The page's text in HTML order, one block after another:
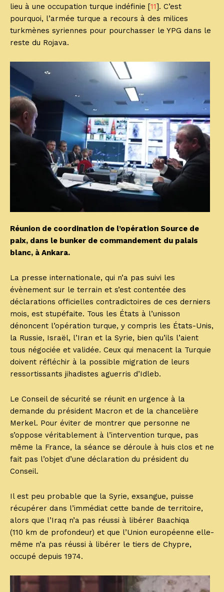
lieu à une occupation turque indéfinie [11]. C’est
pourquoi, l’armée turque a recours à des milices
turkmènes syriennes pour pourchasser le YPG dans le
reste du Rojava.
Réunion de coordination de l’opération Source de
paix, dans le bunker de commandement du palais
blanc, à Ankara.
La presse internationale, qui n’a pas suivi les
évènement sur le terrain et s’est contentée des
déclarations officielles contradictoires de ces derniers
mois, est stupéfaite. Tous les États à l’unisson
dénoncent l’opération turque, y compris les États-Unis,
la Russie, Israël, l’Iran et la Syrie, bien qu’ils l’aient
tous négociée et validée. Ceux qui menacent la Turquie
doivent réfléchir à la possible migration de leurs
ressortissants jihadistes aguerris d’Idleb.
Le Conseil de sécurité se réunit en urgence à la
demande du président Macron et de la chancelière
Merkel. Pour éviter de montrer que personne ne
s’oppose véritablement à l’intervention turque, pas
même la France, la séance se déroule à huis clos et ne
fait pas l’objet d’une déclaration du président du
Conseil.
Il est peu probable que la Syrie, exsangue, puisse
récupérer dans l’immédiat cette bande de territoire,
alors que l’Iraq n’a pas réussi à libérer Baachiqa
(110 km de profondeur) et que l’Union européenne elle-
même n’a pas réussi à libérer le tiers de Chypre,
occupé depuis 1974.